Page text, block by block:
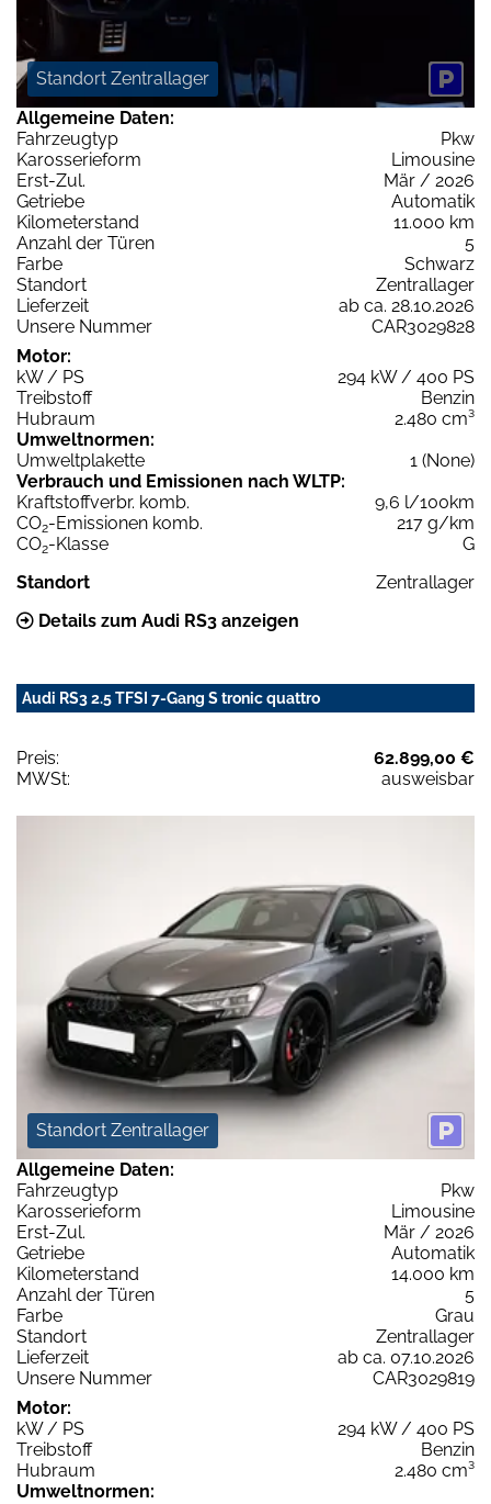
Standort Zentrallager
Allgemeine Daten:
Fahrzeugtyp
Pkw
Karosserieform
Limousine
Erst-Zul.
Mär / 2026
Getriebe
Automatik
Kilometerstand
11.000 km
Anzahl der Türen
5
Farbe
Schwarz
Standort
Zentrallager
Lieferzeit
ab ca. 28.10.2026
Unsere Nummer
CAR3029828
Motor:
kW / PS
294 kW / 400 PS
Treibstoff
Benzin
Hubraum
2.480 cm³
Umweltnormen:
Umweltplakette
1 (None)
Verbrauch und Emissionen nach WLTP:
Kraftstoffverbr. komb.
9,6 l/100km
CO2-Emissionen komb.
217 g/km
CO2-Klasse
G
Standort
Zentrallager
Details zum Audi RS3 anzeigen
Audi RS3 2.5 TFSI 7-Gang S tronic quattro
Preis:
62.899,00 €
MWSt:
ausweisbar
Standort Zentrallager
Allgemeine Daten:
Fahrzeugtyp
Pkw
Karosserieform
Limousine
Erst-Zul.
Mär / 2026
Getriebe
Automatik
Kilometerstand
14.000 km
Anzahl der Türen
5
Farbe
Grau
Standort
Zentrallager
Lieferzeit
ab ca. 07.10.2026
Unsere Nummer
CAR3029819
Motor:
kW / PS
294 kW / 400 PS
Treibstoff
Benzin
Hubraum
2.480 cm³
Umweltnormen: